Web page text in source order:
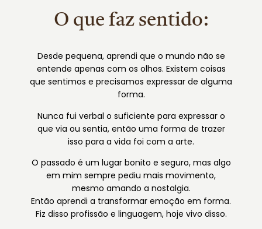
O que faz sentido:
Desde pequena, aprendi que o mundo não se
entende apenas com os olhos. Existem coisas
que sentimos e precisamos expressar de alguma
forma.
Nunca fui verbal o suficiente para expressar o
que via ou sentia, então uma forma de trazer
isso para a vida foi com a arte.
O passado é um lugar bonito e seguro, mas algo
em mim sempre pediu mais movimento,
mesmo amando a nostalgia.
Então aprendi a transformar emoção em forma.
Fiz disso profissão e linguagem, hoje vivo disso.